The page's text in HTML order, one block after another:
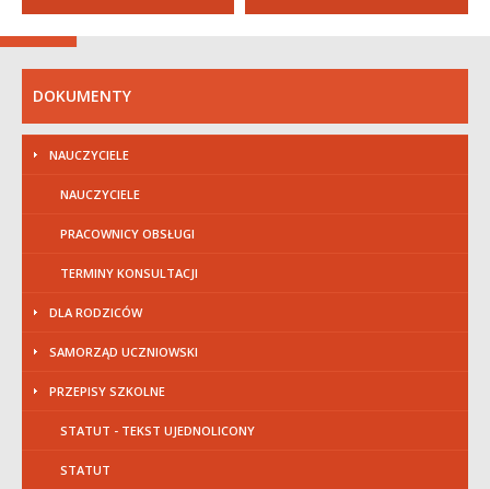
DOKUMENTY
NAUCZYCIELE
NAUCZYCIELE
PRACOWNICY OBSŁUGI
TERMINY KONSULTACJI
DLA RODZICÓW
SAMORZĄD UCZNIOWSKI
PRZEPISY SZKOLNE
STATUT - TEKST UJEDNOLICONY
STATUT